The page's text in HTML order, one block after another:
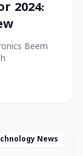
2024:
Beem
News